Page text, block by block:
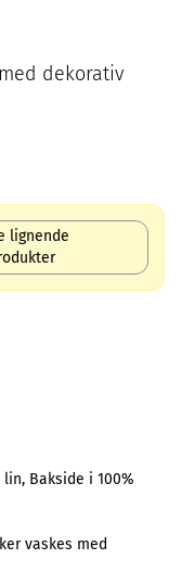
dekorativ
lignende
Bakside i 100%
vaskes med